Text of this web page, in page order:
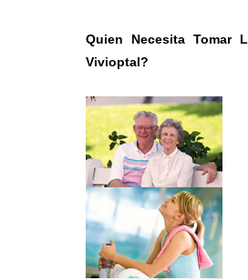
Quien Necesita Tomar
Vivioptal?